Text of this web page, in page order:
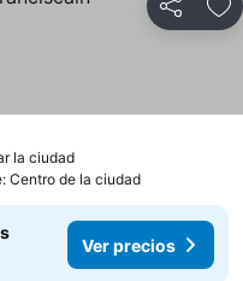
Compartir
la ciudadVer precios
precios
Centro de la ciudad
Ver precios